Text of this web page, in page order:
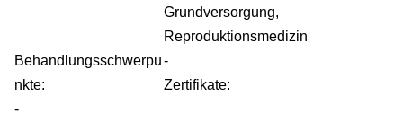
Grundversorgung,
Reproduktionsmedizin
Behandlungsschwerpu
nkte:
-
Zertifikate:
-